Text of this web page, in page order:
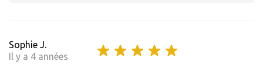
Sophie J.
Il y a 4 années